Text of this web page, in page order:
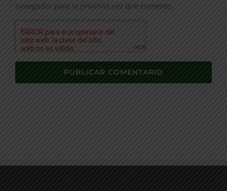
navegador para la próxima vez que comente.